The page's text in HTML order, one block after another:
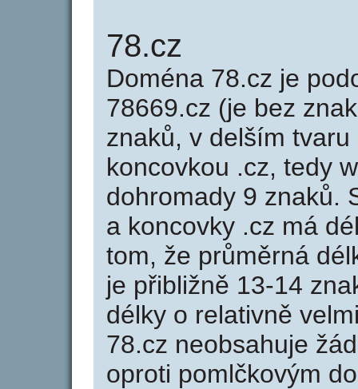
78.cz
Doména 78.cz je
78669.cz (je bez
znaků, v delším
koncovkou .cz, tedy
dohromady 9 znaků.
a koncovky .cz má
tom, že průměrná
je přibližně 13-14
délky o relativně
78.cz neobsahuje
oproti pomlčkovým